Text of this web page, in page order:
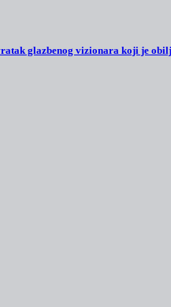
glazbenog vizionara koji je